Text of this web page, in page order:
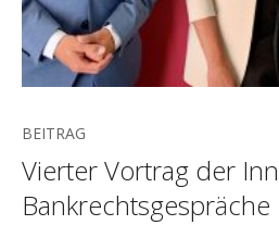
BEITRAG
Vierter Vortrag der
Bankrechtsgespräche